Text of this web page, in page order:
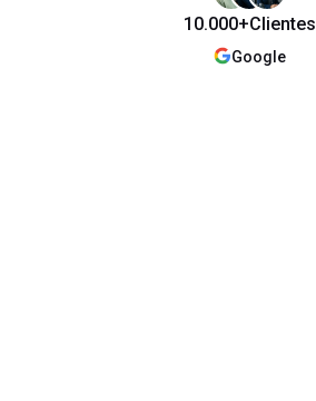
10.000+Clientes
Google